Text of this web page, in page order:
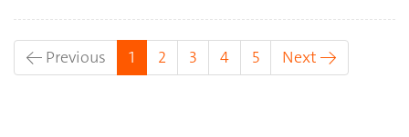
← Previous 1 (current)
2 3 4 5 Next →